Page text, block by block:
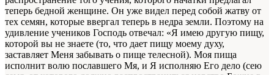
теперь бедной женщине. Он уже видел перед собой жатву от
тех семян, которые ввергал теперь в недра земли. Поэтому на
удивление учеников Господь отвечал: «Я имею другую пищу,
которой вы не знаете (то, что дает пищу моему духу,
заставляет Меня забывать о пище телесной). Моя пища
исполнит волю пославшего Мя, и Я исполняю Его дело (сею